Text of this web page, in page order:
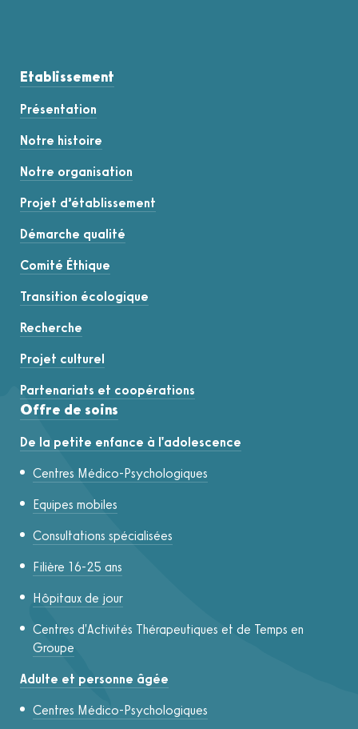
Etablissement
Présentation
Notre histoire
Notre organisation
Projet d’établissement
Démarche qualité
Comité Éthique
Transition écologique
Recherche
Projet culturel
Partenariats et coopérations
Offre de soins
De la petite enfance à l'adolescence
Centres Médico-Psychologiques
Equipes mobiles
Consultations spécialisées
Filière 16-25 ans
Hôpitaux de jour
Centres d'Activités Thérapeutiques et de Temps en
Groupe
Adulte et personne âgée
Centres Médico-Psychologiques